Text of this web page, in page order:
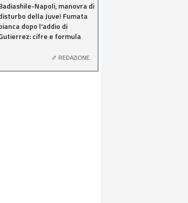
Napoli, manovra di
della Juve! Fumata
dopo l'addio di
cifre e formula
REDAZIONE